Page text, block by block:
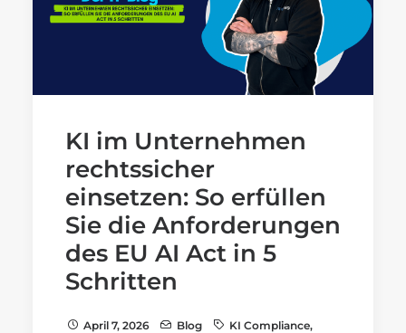
KI im Unternehmen
rechtssicher
einsetzen: So erfüllen
Sie die Anforderungen
des EU AI Act in 5
Schritten
April 7, 2026 Blog KI Compliance,